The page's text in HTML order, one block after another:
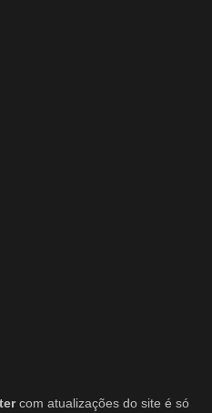
com atualizações do site é só